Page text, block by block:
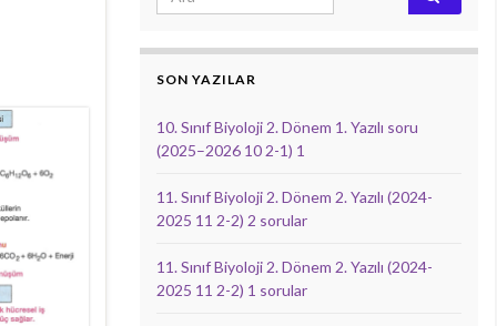
SON YAZILAR
10. Sınıf Biyoloji 2. Dönem 1. Yazılı soru
(2025–2026 10 2-1) 1
11. Sınıf Biyoloji 2. Dönem 2. Yazılı (2024-
2025 11 2-2) 2 sorular
11. Sınıf Biyoloji 2. Dönem 2. Yazılı (2024-
2025 11 2-2) 1 sorular